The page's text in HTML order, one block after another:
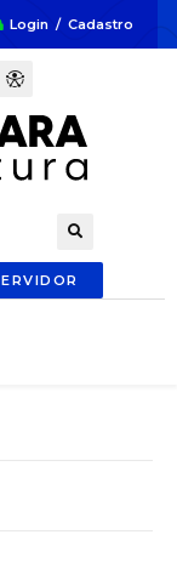
Login / Cadastro